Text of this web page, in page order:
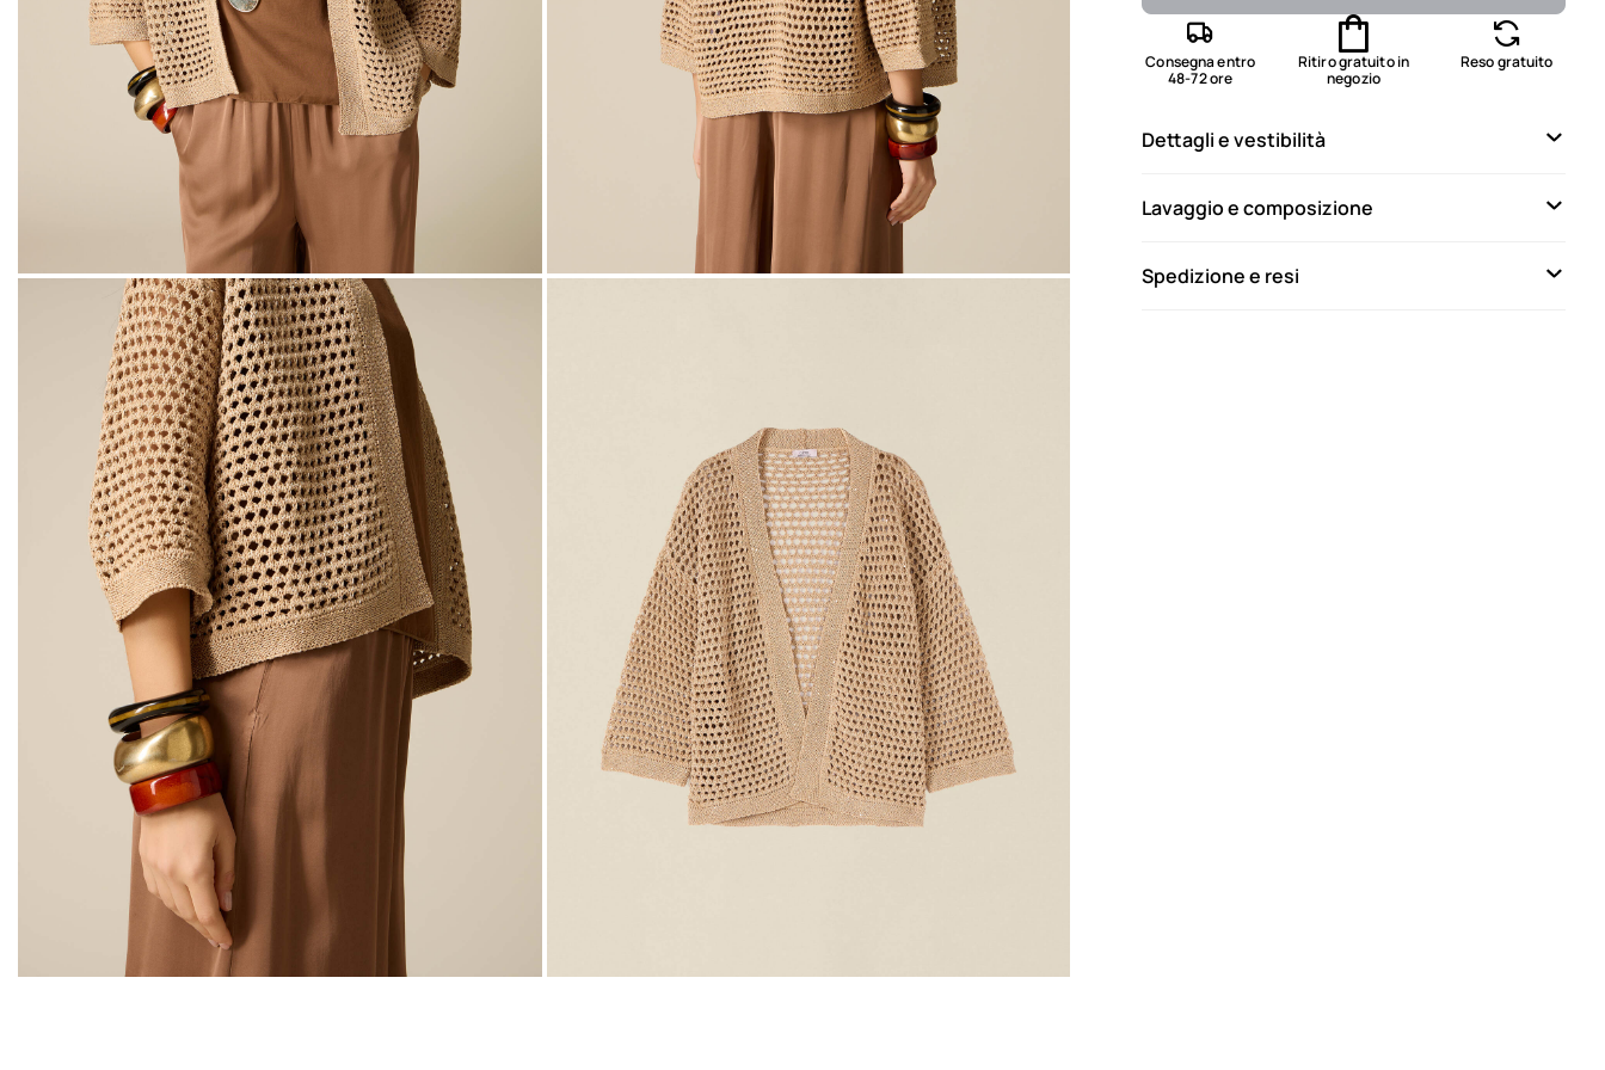
Non disponibile Mostra articoli simili
Non disponibile
Consegna entro
48-72 ore
Ritiro gratuito in
negozio
Reso gratuito
Dettagli e vestibilità
Lavaggio e composizione
Spedizione e resi